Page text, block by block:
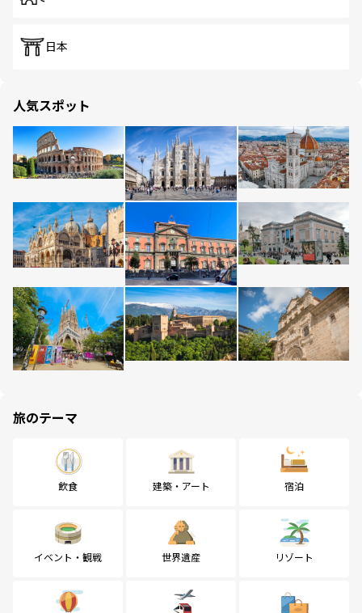
日本
人気スポット
旅のテーマ
飲食 建築・アート 宿泊
イベント・観戦 世界遺産 リゾート